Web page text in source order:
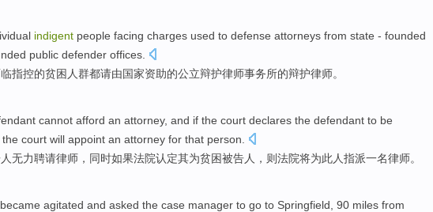
indigent people facing charges used to defense attorneys from state - founded
public defender offices
指控的贫困 人群都请由国家资助的公立辩护律师事务所的辩护律师。
cannot afford an attorney, and if the court declares the defendant to be
, the court will appoint an attorney for that person
无力聘请律师 ， 同时如果法院认定其为贫困被告人，则法院将为此人指派一名律师。
became agitated and asked the case manager to go to Springfield , 90 miles from